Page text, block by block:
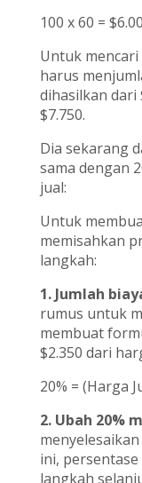
100 x 60 =
Untuk mencari
harus
dihasilkan dari
$7.750.
Dia sekarang
sama dengan
jual:
Untuk
memisahkan
langkah:
1. Jumlah
rumus untuk
membuat
$2.350 dari
20% = (Harga
2. Ubah 20%
ini,
langkah